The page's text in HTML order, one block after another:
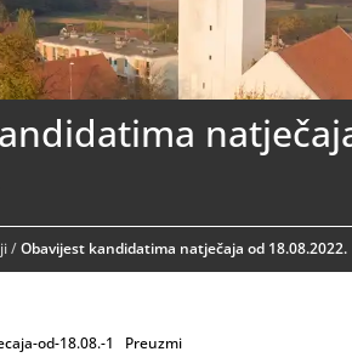
/Obavijest kandidatima natječaja od 18.08.2022.
od-18.08.-1 Preuzmi